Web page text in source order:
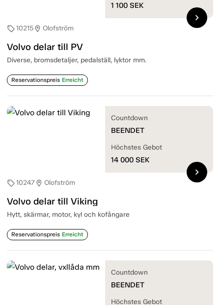
sell10215location_on Olofström
Volvo delar till PV
Diverse, bromsdetaljer, pedalställ, lyktor mm.
Reservationspreis Erreicht
1 100 SEK
chevron_right
sell10247location_on Olofström
Volvo delar till Viking
Hytt, skärmar, motor, kyl och kofångare
Reservationspreis Erreicht
Countdown
BEENDET
Höchstes Gebot
14 000 SEK
chevron_right
Countdown
BEENDET
Höchstes Gebot